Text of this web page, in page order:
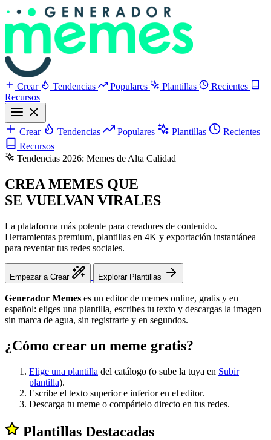
Crear Tendencias Populares Plantillas
Recientes
Recursos
Crear Tendencias Populares Plantillas
Recientes
Recursos
Tendencias 2026: Memes de Alta Calidad
CREA MEMES QUE
SE VUELVAN VIRALES
La plataforma más potente para creadores de contenido.
Herramientas premium, plantillas en 4K y exportación instantánea
para reventar tus redes sociales.
Empezar a Crear Explorar Plantillas
Generador Memes es un editor de memes online, gratis y en
español: eliges una plantilla, escribes tu texto y descargas la imagen
sin marca de agua, sin registrarte y en segundos.
¿Cómo crear un meme gratis?
Elige una plantilla del catálogo (o sube la tuya en Subir
plantilla).
Escribe el texto superior e inferior en el editor.
Descarga tu meme o compártelo directo en tus redes.
Plantillas Destacadas